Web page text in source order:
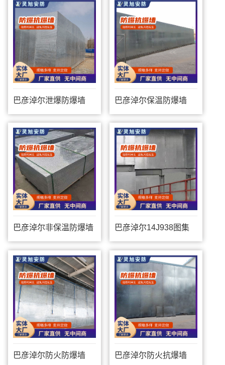
巴彦淖尔泄爆防爆墙 巴彦淖尔保温防爆墙
巴彦淖尔非保温防爆墙 巴彦淖尔14J938图集
防爆墙
巴彦淖尔防火防爆墙 巴彦淖尔防火抗爆墙